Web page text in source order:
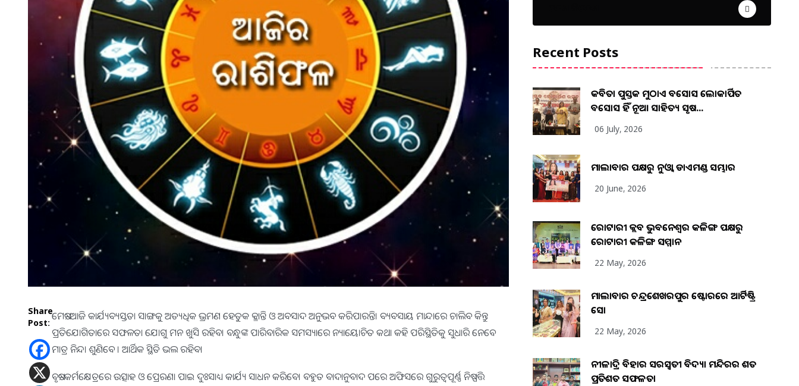
Share
Post:
ମେଷ:-ଆଜି କାର୍ଯ୍ୟବ୍ୟସ୍ତତା ସାଙ୍ଗକୁ ଅତ୍ୟଧିକ ଭ୍ରମଣ ହେତୁକ କ୍ଳାନ୍ତି ଓ ଅବସାଦ ଅନୁଭବ କରିପାରନ୍ତି। ବ୍ୟବସାୟ ମାନ୍ଦାରେ ଚାଲିବ କିନ୍ତୁ
ପ୍ରତିଯୋଗିତାରେ ସଫଳତା ଯୋଗୁ ମନ ଖୁସି ରହିବ। ବନ୍ଧୁଙ୍କ ପାରିବାରିକ ସମସ୍ୟାରେ ନ୍ୟାୟୋଚିତ କଥା କହି ପରିସ୍ଥିତିକୁ ସୁଧାରି ନେବେ
ମାତ୍ର ନିନ୍ଦା ଶୁଣିବେ । ଆର୍ଥିକ ସ୍ଥିତି ଭଲ ରହିବ।
ବୃଷ:-କର୍ମକ୍ଷେତ୍ରରେ ଉତ୍ସାହ ଓ ପ୍ରେରଣା ପାଇ ଦୁଃସାଧ୍ୟ କାର୍ଯ୍ୟ ସାଧନ କରିବେ। ବହୁତ ବାଦାନୁବାଦ ପରେ ଅଫିସରେ ଗୁରୁତ୍ୱପୂର୍ଣ୍ଣ ନିଷ୍ପତ୍ତି
Recent Posts
କବିତା ପୁସ୍ତକ ମୁଠାଏ ଅବସୋସ ଲୋକାର୍ପିତ
ଅବସୋସ ହିଁ ନୂଆ ସାହିତ୍ୟ ସୃଷ...
06 July, 2026
ମାଲାବାର ପକ୍ଷରୁ ନୁଓ୍ବା ଡାଏମଣ୍ଡ ସମ୍ଭାର
20 June, 2026
ରୋଟାରୀ କ୍ଲବ ଭୁବନେଶ୍ୱର କଳିଙ୍ଗ ପକ୍ଷରୁ
ରୋଟାରୀ କଳିଙ୍ଗ ସମ୍ମାନ
22 May, 2026
ମାଲାବାର ଚନ୍ଦ୍ରଶେଖରପୁର ଷ୍ଟୋରରେ ଆର୍ଟିଷ୍ଟ୍ରି
ସୋ
22 May, 2026
ନୀଳାଦ୍ରି ବିହାର ସରସ୍ୱତୀ ବିଦ୍ୟା ମନ୍ଦିରର ଶତ
ପ୍ରତିଶତ ସଫଳତା